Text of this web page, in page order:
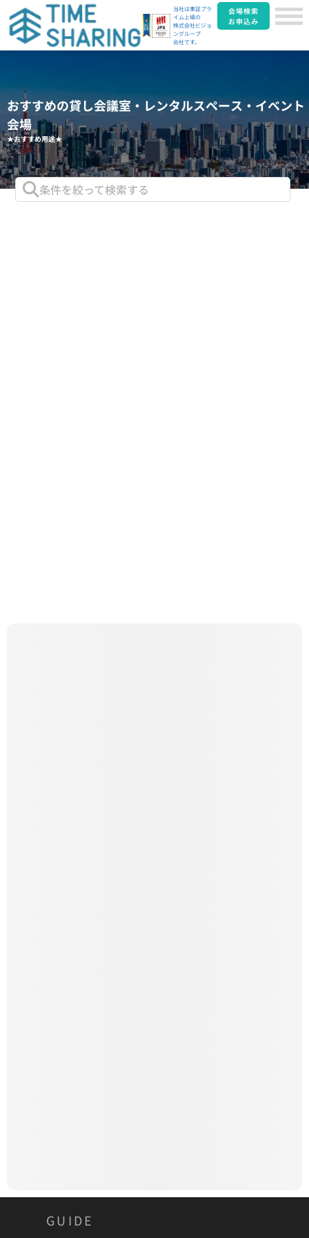
当社は東証プラ
イム上場の
株式会社ビジョ
ングループ
会社です。
会場検索
お申込み
おすすめの貸し会議室・レンタルスペース・イベント
会場
★おすすめ用途★
条件を絞って検索する
GUIDE